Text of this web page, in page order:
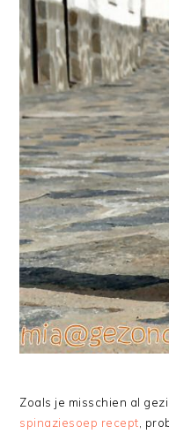
Zoals je misschien al
spinaziesoep recept ,